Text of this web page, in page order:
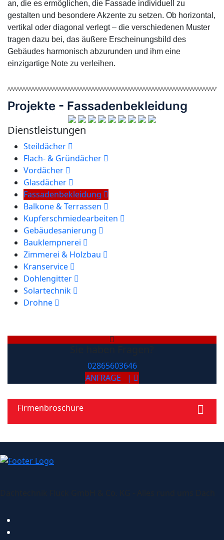
an, die es ermöglichen, die Fassade individuell zu
gestalten und besondere Akzente zu setzen. Ob horizontal,
vertikal oder diagonal verlegt – die verschiedenen Muster
tragen dazu bei, das äußere Erscheinungsbild des
Gebäudes harmonisch abzurunden und ihm eine
einzigartige Note zu verleihen.
Projekte - Fassadenbekleidung
Dienstleistungen
Steildächer
Flach- & Gründächer
Vordächer
Glasdächer
Fassadenbekleidung
Balkone & Terrassen
Kupferschmiedearbeiten
Gebäudesanierung
Bauklempnerei
Zimmerei & Holzbau
Kranservice
Dohlengitter
Solartechnik
Drohne
02865603646
ANFRAGE |
Firmenbroschüre